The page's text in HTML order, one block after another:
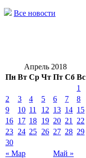
Все новости
Апрель 2018
Пн Вт Ср Чт Пт Сб Вс
« Мар Май »
1
2
3 4 5 6 7
8
9
10 11 12 13 14 15
16 17 18 19 20 21
22
23 24 25 26 27 28 29
30